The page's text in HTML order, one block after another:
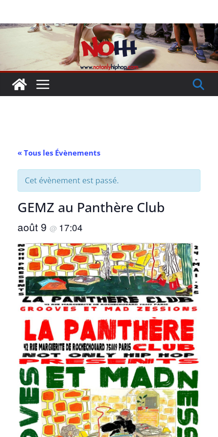
contenu
« Tous les Évènements
Cet évènement est passé.
GEMZ au Panthère Club
août 9 @ 17:04